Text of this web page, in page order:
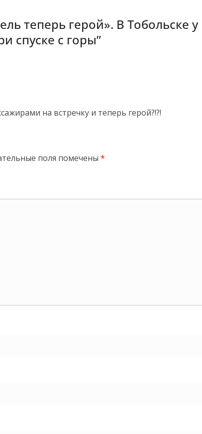
теперь герой». В Тобольске у
спуске с горы”
на встречку и теперь герой?!?!
поля помечены *